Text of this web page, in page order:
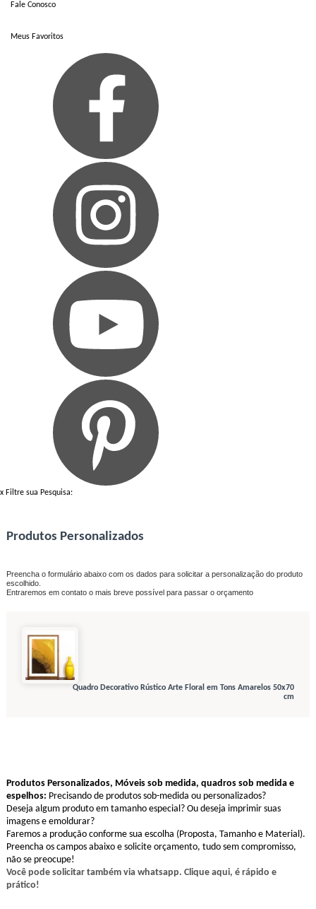
Fale Conosco
Meus Favoritos
x Filtre sua Pesquisa:
Produtos Personalizados
Preencha o formulário abaixo com os dados para solicitar a personalização do produto
escolhido.
Entraremos em contato o mais breve possível para passar o orçamento
Quadro Decorativo Rústico Arte Floral em Tons Amarelos 50x70
cm
Produtos Personalizados, Móveis sob medida, quadros sob medida e
espelhos: Precisando de produtos sob-medida ou personalizados?
Deseja algum produto em tamanho especial? Ou deseja imprimir suas
imagens e emoldurar?
Faremos a produção conforme sua escolha (Proposta, Tamanho e Material).
Preencha os campos abaixo e solicite orçamento, tudo sem compromisso,
não se preocupe!
Você pode solicitar também via whatsapp. Clique aqui, é rápido e
prático!